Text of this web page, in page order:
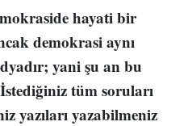
hayati bir
demokrasi aynı
yani şu an bu
tüm soruları
yazıları yazabilmeniz